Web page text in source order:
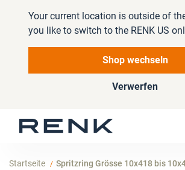
Your current location is outside of
you like to switch to the RENK US
Shop wechseln
Verwerfen
Startseite Spritzring Grösse 10x418 bis